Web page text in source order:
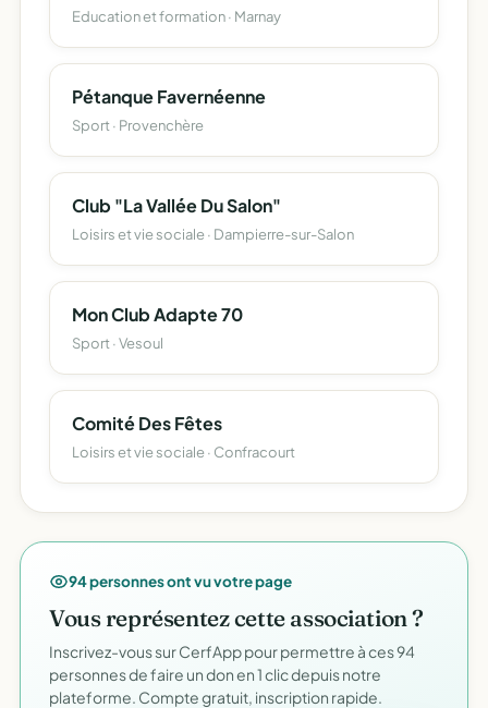
Education et formation · Marnay
Pétanque Favernéenne
Sport · Provenchère
Club "La Vallée Du Salon"
Loisirs et vie sociale · Dampierre-sur-Salon
Mon Club Adapte 70
Sport · Vesoul
Comité Des Fêtes
Loisirs et vie sociale · Confracourt
94 personnes ont vu votre page
Vous représentez cette association ?
Inscrivez-vous sur CerfApp pour permettre à ces 94
personnes de faire un don en 1 clic depuis notre
plateforme. Compte gratuit, inscription rapide.